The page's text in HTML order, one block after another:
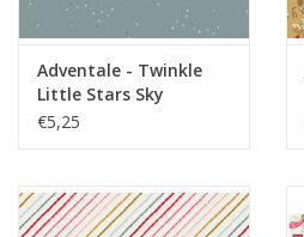
Adventale - Twinkle
Little Stars Sky
€5,25